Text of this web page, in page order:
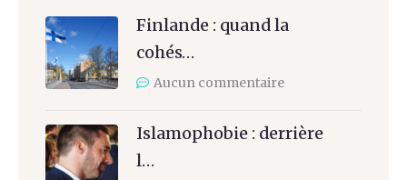
Finlande : quand la
cohés…
Aucun commentaire
Islamophobie : derrière
l…